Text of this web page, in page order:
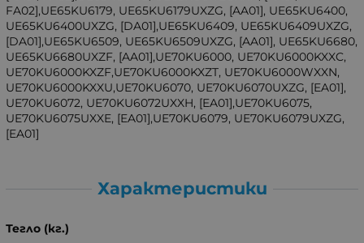
FA02],UE65KU6179, UE65KU6179UXZG, [AA01], UE65KU6400,
UE65KU6400UXZG, [DA01],UE65KU6409, UE65KU6409UXZG,
[DA01],UE65KU6509, UE65KU6509UXZG, [AA01], UE65KU6680,
UE65KU6680UXZF, [AA01],UE70KU6000, UE70KU6000KXXC,
UE70KU6000KXZF,UE70KU6000KXZT, UE70KU6000WXXN,
UE70KU6000KXXU,UE70KU6070, UE70KU6070UXZG, [EA01],
UE70KU6072, UE70KU6072UXXH, [EA01],UE70KU6075,
UE70KU6075UXXE, [EA01],UE70KU6079, UE70KU6079UXZG,
[EA01]
Характеристики
Тегло (кг.)